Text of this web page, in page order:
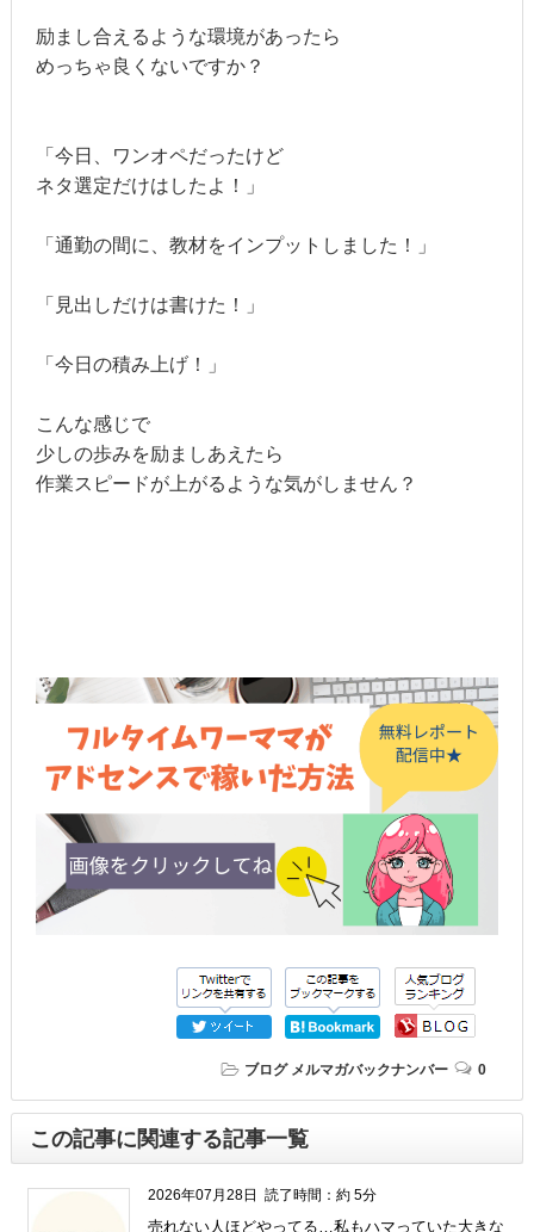
励まし合えるような環境があったら
めっちゃ良くないですか？
「今日、ワンオペだったけど
ネタ選定だけはしたよ！」
「通勤の間に、教材をインプットしました！」
「見出しだけは書けた！」
「今日の積み上げ！」
こんな感じで
少しの歩みを励ましあえたら
作業スピードが上がるような気がしません？
ブログ メルマガバックナンバー 0
この記事に関連する記事一覧
2026年07月28日 読了時間：約 5分
売れない人ほどやってる…私もハマっていた大きな